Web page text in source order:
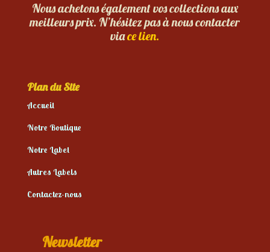
Nous achetons également vos collections aux
meilleurs prix. N’hésitez pas à nous contacter
viace lien.
Plan du Site
Accueil
Notre Boutique
Notre Label
Autres Labels
Contactez-nous
Newsletter